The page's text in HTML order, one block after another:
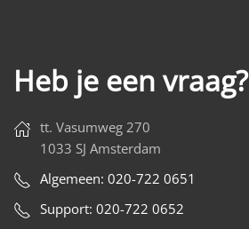
Heb je een vraag?
tt. Vasumweg 270
1033 SJ Amsterdam
Algemeen: 020-722 0651
Support: 020-722 0652